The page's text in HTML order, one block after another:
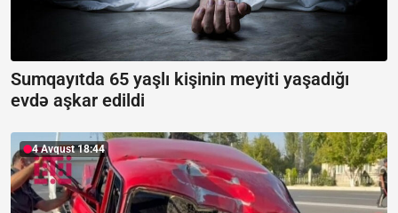
Sumqayıtda 65 yaşlı kişinin meyiti yaşadığı
evdə aşkar edildi
4 Avqust 18:44